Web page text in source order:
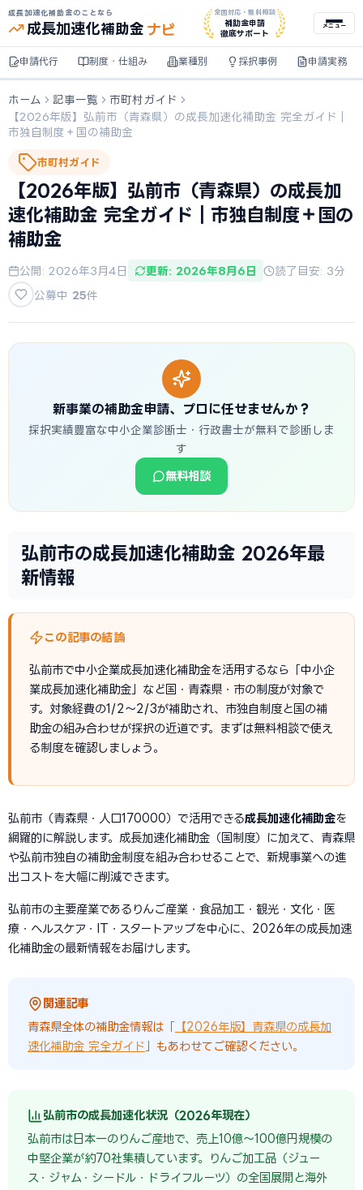
成長加速化補助金のことなら
成長加速化補助金 ナビ
全国対応・無料相談
補助金申請
徹底サポート
メニュー
申請代行 制度・仕組み 業種別 採択事例 申請実務
ホーム 記事一覧
市町村ガイド
【2026年版】弘前市（青森県）の成長加速化補助金 完全ガイド｜
市独自制度＋国の補助金
市町村ガイド
【2026年版】弘前市（青森県）の成長加
速化補助金 完全ガイド｜市独自制度＋国の
補助金
公開: 2026年3月4日 更新: 2026年8月6日
読了目安: 3分
公募中 25件
新事業の補助金申請、プロに任せませんか？
採択実績豊富な中小企業診断士・行政書士が無料で診断しま
す
無料相談
弘前市の成長加速化補助金 2026年最
新情報
この記事の結論
弘前市で中小企業成長加速化補助金を活用するなら「中小企
業成長加速化補助金」など国・青森県・市の制度が対象で
す。対象経費の1/2〜2/3が補助され、市独自制度と国の補
助金の組み合わせが採択の近道です。まずは無料相談で使え
る制度を確認しましょう。
弘前市（青森県・人口170000）で活用できる成長加速化補助金を
網羅的に解説します。成長加速化補助金（国制度）に加えて、青森県
や弘前市独自の補助金制度を組み合わせることで、新規事業への進
出コストを大幅に削減できます。
弘前市の主要産業であるりんご産業・食品加工・観光・文化・医
療・ヘルスケア・IT・スタートアップを中心に、2026年の成長加速
化補助金の最新情報をお届けします。
関連記事
青森県全体の補助金情報は「
【2026年版】青森県の成長加
速化補助金 完全ガイド 」もあわせてご確認ください。
弘前市の成長加速化状況（2026年現在）
弘前市は日本一のりんご産地で、売上10億〜100億円規模の
中堅企業が約70社集積しています。りんご加工品（ジュー
ス・ジャム・シードル・ドライフルーツ）の全国展開と海外